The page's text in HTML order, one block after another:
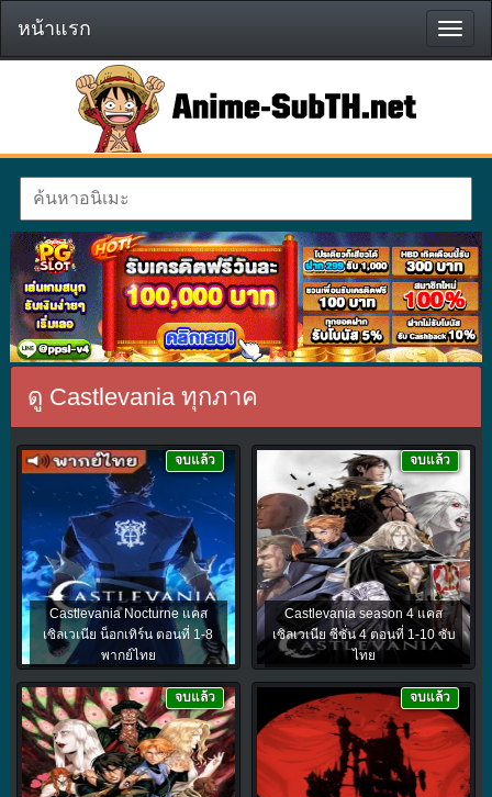
หน้า
แรก
หน้าแรก
ดู Castlevania ทุกภาค
Castlevania Nocturne แคส
เซิลเวเนีย น็อกเทิร์น ตอนที่ 1-8
พากย์ไทย
จบแล้ว
Castlevania season 4 แคส
เซิลเวเนีย ซีซั่น 4 ตอนที่ 1-10 ซับ
ไทย
จบแล้ว
จบแล้ว จบแล้ว